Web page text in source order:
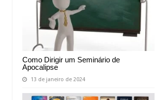
Como Dirigir um Seminário de
Apocalipse
13 de janeiro de 2024